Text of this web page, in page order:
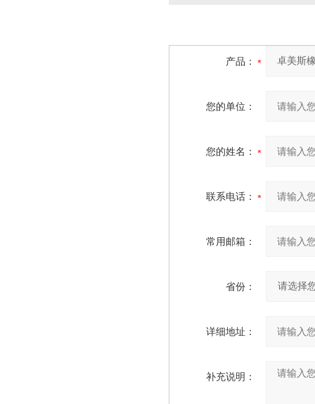
产品：
您的单位：
您的姓名：
联系电话：
常用邮箱：
省份：
详细地址：
补充说明：